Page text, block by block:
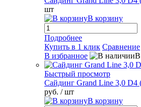
шт
В корзину
Подробнее
Купить в 1 клик Сравнение
В избранное
В
Быстрый просмотр
Сайдинг Grand Line 3,0 D4
руб. / шт
В корзину